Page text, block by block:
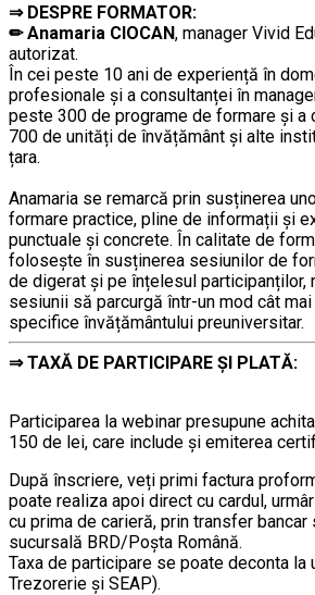
⇒ DESPRE FORMATOR:
✏ Anamaria CIOCAN, manager Vivid
autorizat.
În cei peste 10 ani de experiență în
profesionale și a consultanței în
peste 300 de programe de formare și a
700 de unități de învățământ şi alte
țara.
Anamaria se remarcă prin susținerea
formare practice, pline de informații și
punctuale și concrete. În calitate de
folosește în susținerea sesiunilor de
de digerat și pe înțelesul participanților,
sesiunii să parcurgă într-un mod cât
specifice învățământului preuniversitar.
⇒TAXĂ DE PARTICIPARE ȘI PLATĂ:
Participarea la webinar presupune
150 de lei, care include şi emiterea
După înscriere, veți primi factura
poate realiza apoi direct cu cardul,
cu prima de carieră, prin transfer bancar
sucursală BRD/Poșta Română.
Taxa de participare se poate deconta la
Trezorerie și SEAP).